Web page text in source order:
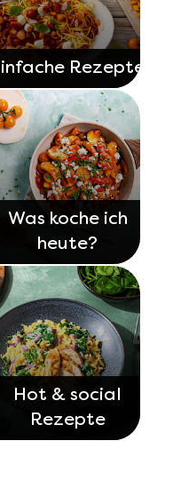
Rezepte
Was koche ich
heute?
Hot & social
Rezepte